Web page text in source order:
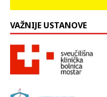
VAŽNIJE USTANOVE